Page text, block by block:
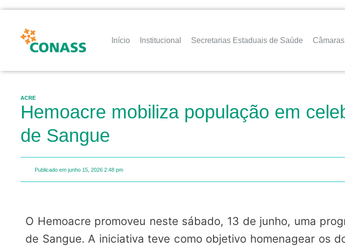
Início Institucional Secretarias Estaduais de Saúde
ACRE
Hemoacre mobiliza população em
de Sangue
Publicado em junho 15, 2026 2:48 pm
O Hemoacre promoveu neste sábado, 13 de junho, uma programação especial em alusão ao Dia Mundial do Doador
de Sangue. A iniciativa teve como objetivo homenagear os